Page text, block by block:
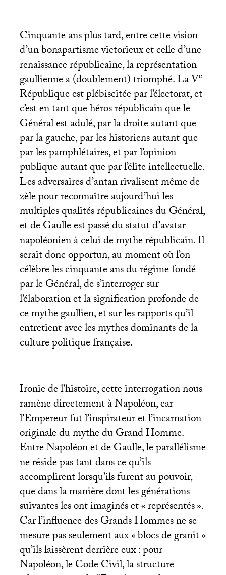
Cinquante ans plus tard, entre cette vision
d’un bonapartisme victorieux et celle d’une
renaissance républicaine, la représentation
gaullienne a (doublement) triomphé. La Ve
République est plébiscitée par l’électorat, et
c’est en tant que héros républicain que le
Général est adulé, par la droite autant que
par la gauche, par les historiens autant que
par les pamphlétaires, et par l’opinion
publique autant que par l’élite intellectuelle.
Les adversaires d’antan rivalisent même de
zèle pour reconnaître aujourd’hui les
multiples qualités républicaines du Général,
et de Gaulle est passé du statut d’avatar
napoléonien à celui de mythe républicain. Il
serait donc opportun, au moment où l’on
célèbre les cinquante ans du régime fondé
par le Général, de s’interroger sur
l’élaboration et la signification profonde de
ce mythe gaullien, et sur les rapports qu’il
entretient avec les mythes dominants de la
culture politique française.
Ironie de l’histoire, cette interrogation nous
ramène directement à Napoléon, car
l’Empereur fut l’inspirateur et l’incarnation
originale du mythe du Grand Homme.
Entre Napoléon et de Gaulle, le parallélisme
ne réside pas tant dans ce qu’ils
accomplirent lorsqu’ils furent au pouvoir,
que dans la manière dont les générations
suivantes les ont imaginés et «représentés».
Car l’influence des Grands Hommes ne se
mesure pas seulement aux «blocs de granit»
qu’ils laissèrent derrière eux : pour
Napoléon, le Code Civil, la structure